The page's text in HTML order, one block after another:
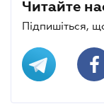
Читайте
Підпишіться,